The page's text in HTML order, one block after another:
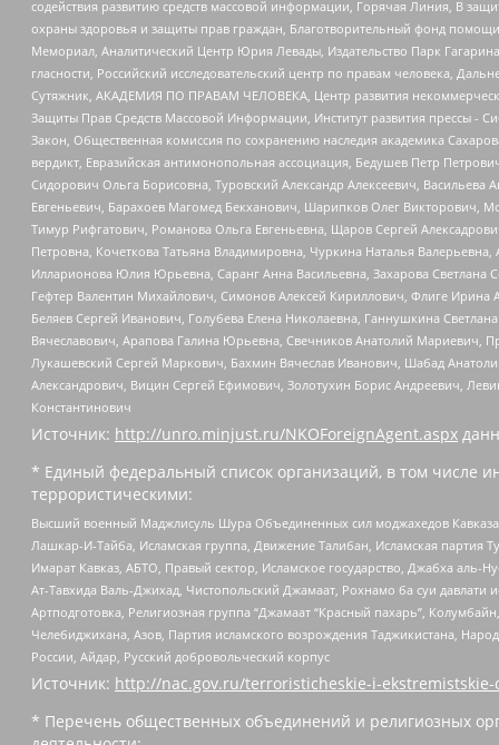
содействия развитию средств массовой информации, Горячая Линия, В
охраны здоровья и защиты прав граждан, Благотворительный фонд
Мемориал, Аналитический Центр Юрия Левады, Издательство Парк
гласности, Российский исследовательский центр по правам человека,
Сутяжник, АКАДЕМИЯ ПО ПРАВАМ ЧЕЛОВЕКА, Центр развития
Защиты Прав Средств Массовой Информации, Институт развития прессы -
Закон, Общественная комиссия по сохранению наследия академика
вердикт, Евразийская антимонопольная ассоциация, Бедушев Петр
Сидорович Ольга Борисовна, Туровский Александр Алексеевич,
Евгеньевич, Барахоев Магомед Бекханович, Шарипков Олег Викторович,
Тимур Рифгатович, Романова Ольга Евгеньевна, Щаров Сергей
Петровна, Кочеткова Татьяна Владимировна, Чуркина Наталья
Илларионова Юлия Юрьевна, Саранг Анна Васильевна, Захарова
Гефтер Валентин Михайлович, Симонов Алексей Кириллович, Флиге
Беляев Сергей Иванович, Голубева Елена Николаевна, Ганнушкина
Вячеславович, Арапова Галина Юрьевна, Свечников Анатолий Мариевич,
Лукашевский Сергей Маркович, Бахмин Вячеслав Иванович, Шабад
Александрович, Вицин Сергей Ефимович, Золотухин Борис Андреевич,
Константинович
Источник: http://unro.minjust.ru/NKOForeignAgent.aspx
* Единый федеральный список организаций, в том числе
террористическими:
Высший военный Маджлисуль Шура Объединенных сил моджахедов
Лашкар-И-Тайба, Исламская группа, Движение Талибан, Исламская
Имарат Кавказ, АБТО, Правый сектор, Исламское государство, Джабха
Ат-Тавхида Валь-Джихад, Чистопольский Джамаат, Рохнамо ба суи
Артподготовка, Религиозная группа “Джамаат “Красный пахарь”,
Челебиджихана, Азов, Партия исламского возрождения Таджикистана,
России, Айдар, Русский добровольческий корпус
Источник: http://nac.gov.ru/terroristicheskie-i-
* Перечень общественных объединений и религиозных